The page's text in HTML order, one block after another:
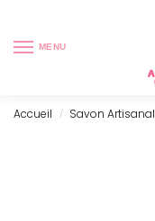
MENU
Accueil / Savon Artisanal